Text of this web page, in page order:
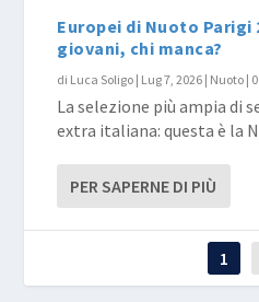
Europei di Nuoto Parigi
giovani, chi manca?
di Luca Soligo | Lug 7, 2026 | Nuoto |
La selezione più ampia di
extra italiana: questa è la
PER SAPERNE DI PIÙ
1